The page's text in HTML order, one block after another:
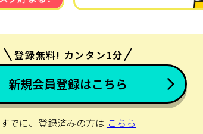
登録無料! カンタン1分
新規会員登録はこちら
すでに、登録済みの方は こちら